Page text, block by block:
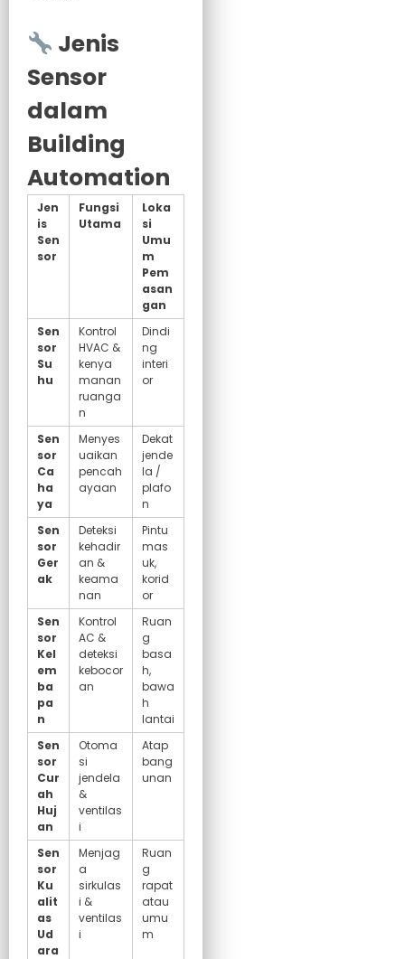
Jenis
Sensor
dalam
Building
Automation
Jen
is
Sen
sor
Fungsi
Utama
Loka
si
Umu
m
Pem
asan
gan
Sen
sor
Su
hu
Kontrol
HVAC &
kenya
manan
ruanga
n
Dindi
ng
interi
or
Sen
sor
Ca
ha
ya
Menyes
uaikan
pencah
ayaan
Dekat
jende
la /
plafo
n
Sen
sor
Ger
ak
Deteksi
kehadir
an &
keama
nan
Pintu
mas
uk,
korid
or
Sen
sor
Kel
em
ba
pa
n
Kontrol
AC &
deteksi
kebocor
an
Ruan
g
basa
h,
bawa
h
lantai
Sen
sor
Cur
ah
Huj
an
Otoma
si
jendela
&
ventilas
i
Atap
bang
unan
Sen
sor
Ku
alit
as
Ud
ara
Menjag
a
sirkulas
i &
ventilas
i
Ruan
g
rapat
atau
umu
m